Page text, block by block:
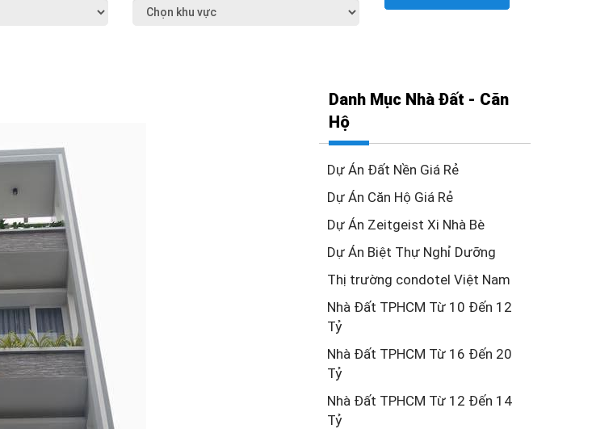
Danh Mục Nhà Đất - Căn
Hộ
Dự Án Đất Nền Giá Rẻ
Dự Án Căn Hộ Giá Rẻ
Dự Án Zeitgeist Xi Nhà Bè
Dự Án Biệt Thự Nghỉ Dưỡng
Thị trường condotel Việt Nam
Nhà Đất TPHCM Từ 10 Đến 12
Tỷ
Nhà Đất TPHCM Từ 16 Đến 20
Tỷ
Nhà Đất TPHCM Từ 12 Đến 14
Tỷ